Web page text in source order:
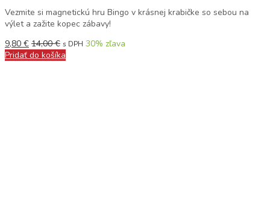
Vezmite si magnetickú hru Bingo v krásnej krabičke so sebou na
výlet a zažite kopec zábavy!
9,80 € 14,00€ s DPH 30% zľava
Pridať do košíka